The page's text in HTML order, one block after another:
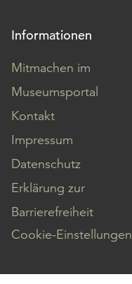
Informationen
Mitmachen im
Museumsportal
Kontakt
Impressum
Datenschutz
Erklärung zur
Barrierefreiheit
Cookie-Einstellungen